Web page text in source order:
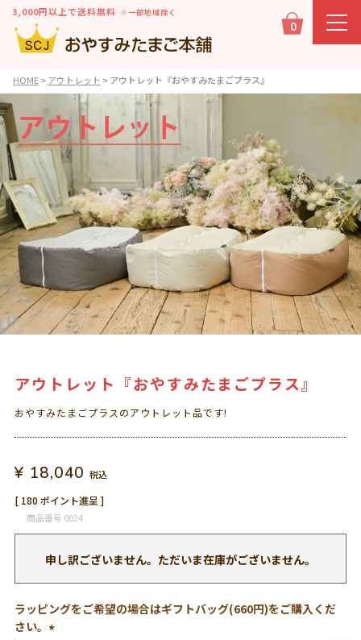
3,000円以上で送料無料 ※一部地域除く
0
HOME アウトレット アウトレット『おやすみたまごプラス』
おやすみたまごプラスのアウトレット品です!
アウトレット『おやすみたまごプラス』
¥ 18,040 税込
[ 180 ポイント進呈 ]
商品番号 0024
申し訳ございません。ただいま在庫がございません。
ラッピングをご希望の場合はギフトバッグ(660円)をご購入くだ
さい。